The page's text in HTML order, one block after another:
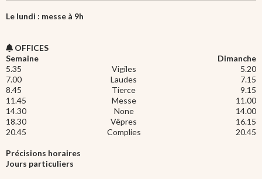
Le lundi : messe à 9h
OFFICES
Semaine
Dimanche
5.35
Vigiles
5.20
7.00
Laudes
7.15
8.45
Tierce
9.15
11.45
Messe
11.00
14.30
None
14.00
18.30
Vêpres
16.15
20.45
Complies 20.45
Précisions horaires
Jours particuliers